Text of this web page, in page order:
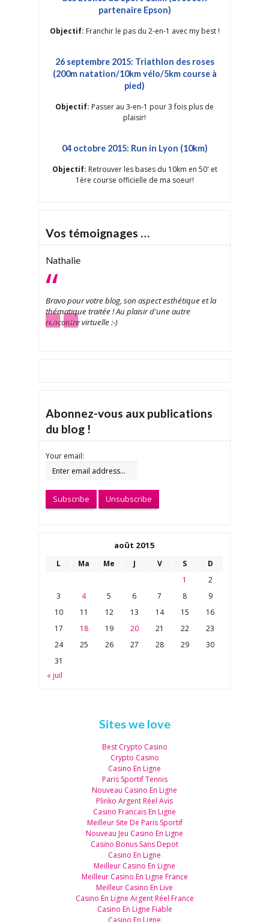
partenaire Epson)
Objectif: Franchir le pas du 2-en-1 avec my best !
26 septembre 2015: Triathlon des roses
(200m natation/10km vélo/5km course à
pied)
Objectif: Passer au 3-en-1 pour 3 fois plus de
plaisir!
04 octobre 2015: Run in Lyon (10km)
Objectif: Retrouver les bases du 10km en 50' et
1ère course officielle de ma soeur!
Vos témoignages …
Nathalie
Bravo pour votre blog, son aspect esthétique et la
thématique traitée ! Au plaisir d'une autre
rencontre virtuelle :-)
← →
Abonnez-vous aux publications
du blog !
Your email:
août 2015
L Ma Me J V S D
« juil
1
2
3
4 5 6 7 8
9
10
11 12 13 14 15
16
17
18 19 20 21 22
23
24
25 26 27 28 29
30
31
Sites we love
Best Crypto Casino
Crypto Casino
Casino En Ligne
Paris Sportif Tennis
Nouveau Casino En Ligne
Plinko Argent Réel Avis
Casino Francais En Ligne
Meilleur Site De Paris Sportif
Nouveau Jeu Casino En Ligne
Casino Bonus Sans Depot
Casino En Ligne
Meilleur Casino En Ligne
Meilleur Casino En Ligne France
Meilleur Casino En Live
Casino En Ligne Argent Réel France
Casino En Ligne Fiable
Casino En Ligne